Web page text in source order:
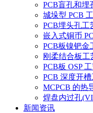
PCB盲孔和埋
城垛型 PCB
PCB埋头孔工
嵌入式铜币
PCB板镍钯金
刚柔结合板工
PCB板 OSP
PCB 深度开
MCPCB 的热
焊盘内过孔
新闻资讯